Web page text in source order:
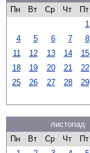
Пн
Вт Ср Чт Пт
1
4
5 6 7 8
11
12 13 14 15
18
19 20 21 22
25
26 27 28 29
листопад
Пн
Вт Ср Чт Пт